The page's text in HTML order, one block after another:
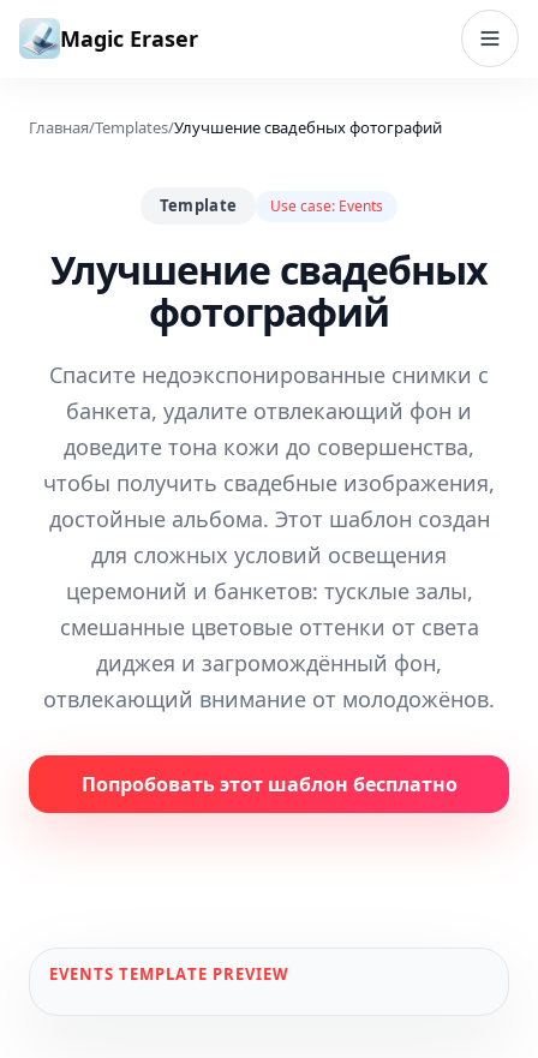
Перейти к содержимому
Magic Eraser
Главная/Templates/Улучшение свадебных фотографий
Template Use case: Events
Улучшение свадебных
фотографий
Спасите недоэкспонированные снимки с
банкета, удалите отвлекающий фон и
доведите тона кожи до совершенства,
чтобы получить свадебные изображения,
достойные альбома. Этот шаблон создан
для сложных условий освещения
церемоний и банкетов: тусклые залы,
смешанные цветовые оттенки от света
диджея и загромождённый фон,
отвлекающий внимание от молодожёнов.
Попробовать этот шаблон бесплатно
EVENTS TEMPLATE PREVIEW